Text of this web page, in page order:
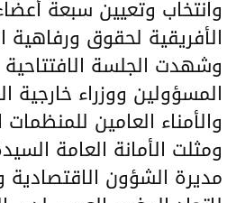
وانتخاب وتعيين سبعة
الأفريقية لحقوق
وشهدت الجلسة
المسؤولين ووزراء خارجية
والأمناء العامين للمنظمات
ومثلت الأمانة العامة
مديرة الشؤون الاقتصادية